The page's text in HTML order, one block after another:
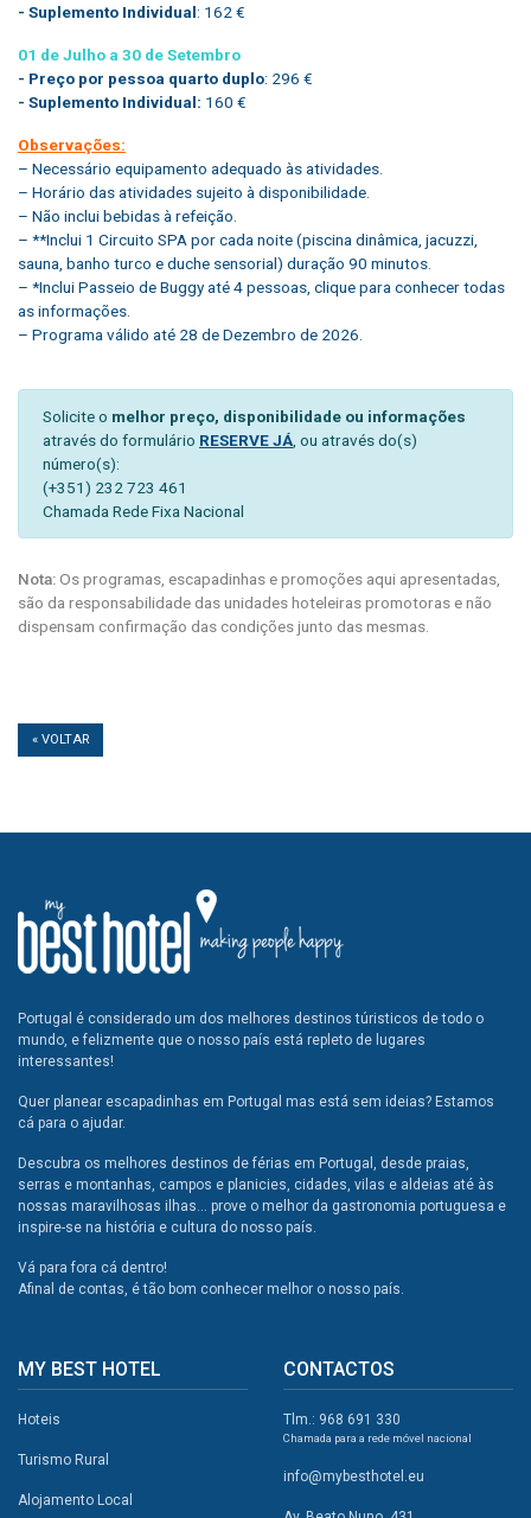
- Suplemento Individual: 162 €
01 de Julho a 30 de Setembro
- Preço por pessoa quarto duplo: 296 €
- Suplemento Individual: 160 €
Observações:
– Necessário equipamento adequado às atividades.
– Horário das atividades sujeito à disponibilidade.
– Não inclui bebidas à refeição.
– **Inclui 1 Circuito SPA por cada noite (piscina dinâmica, jacuzzi,
sauna, banho turco e duche sensorial) duração 90 minutos.
– *Inclui Passeio de Buggy até 4 pessoas, clique para conhecer todas
as informações.
– Programa válido até 28 de Dezembro de 2026.
Solicite o melhor preço, disponibilidade ou informações
através do formulário RESERVE JÁ , ou através do(s)
número(s):
(+351) 232 723 461
Chamada Rede Fixa Nacional
Nota:Os programas, escapadinhas e promoções aqui apresentadas,
são da responsabilidade das unidades hoteleiras promotoras e não
dispensam confirmação das condições junto das mesmas.
« VOLTAR
Portugal é considerado um dos melhores destinos túristicos de todo o
mundo, e felizmente que o nosso país está repleto de lugares
interessantes!
Quer planear escapadinhas em Portugal mas está sem ideias? Estamos
cá para o ajudar.
Descubra os melhores destinos de férias em Portugal, desde praias,
serras e montanhas, campos e planicies, cidades, vilas e aldeias até às
nossas maravilhosas ilhas... prove o melhor da gastronomia portuguesa e
inspire-se na história e cultura do nosso país.
Vá para fora cá dentro!
Afinal de contas, é tão bom conhecer melhor o nosso país.
MY BEST HOTEL
Hoteis
Turismo Rural
Alojamento Local
CONTACTOS
Tlm.: 968 691 330
Chamada para a rede móvel nacional
info@mybesthotel.eu